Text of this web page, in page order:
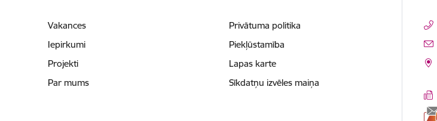
Vakances
Iepirkumi
Projekti
Par mums
Privātuma politika
Piekļūstamība
Lapas karte
Sīkdatņu izvēles maiņa